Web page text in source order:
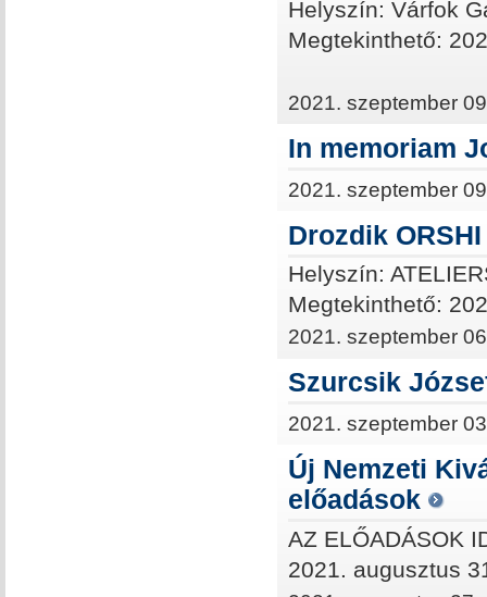
Helyszín: Várfok
Megtekinthető:
2021. szeptember
In memoriam
2021. szeptember
Drozdik
Helyszín:
Megtekinthető:
2021. szeptember
Szurcsik
2021. szeptember
Új Nemzeti
előadások
AZ ELŐADÁSOK
2021. augusztus